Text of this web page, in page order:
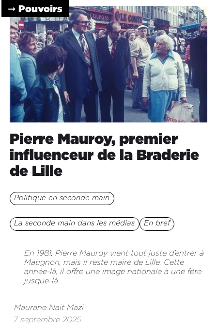
➞ Pouvoirs
Pierre Mauroy, premier
influenceur de la Braderie
de Lille
Politique en seconde main
La seconde main dans les médias En bref
En 1981, Pierre Mauroy vient tout juste d’entrer à
Matignon, mais il reste maire de Lille. Cette
année-là, il offre une image nationale à une fête
jusque-là...
Maurane Nait Mazi
7 septembre 2025